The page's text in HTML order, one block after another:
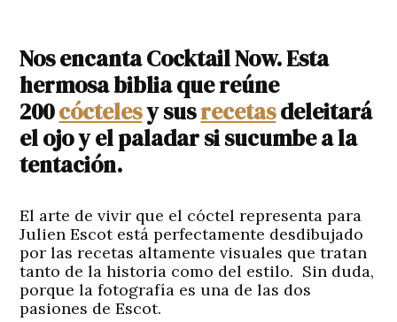
Nos encanta Cocktail Now. Esta
hermosa biblia que reúne
200cóctelesy susrecetasdeleitará
el ojo y el paladar si sucumbe a la
tentación.
El arte de vivir que el cóctel representa para
Julien Escot está perfectamente desdibujado
por las recetas altamente visuales que tratan
tanto de la historia como del estilo. Sin duda,
porque la fotografía es una de las dos
pasiones de Escot.